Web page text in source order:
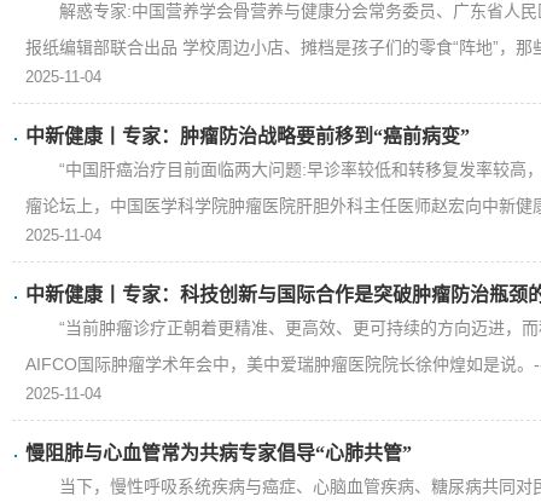
解惑专家:中国营养学会骨营养与健康分会常务委员、广东省人
报纸编辑部联合出品 学校周边小店、摊档是孩子们的零食“阵地”，那
2025-11-04
中新健康丨专家：肿瘤防治战略要前移到“癌前病变”
“中国肝癌治疗目前面临两大问题:早诊率较低和转移复发率较高
瘤论坛上，中国医学科学院肿瘤医院肝胆外科主任医师赵宏向中新健
2025-11-04
中新健康丨专家：科技创新与国际合作是突破肿瘤防治瓶颈
“当前肿瘤诊疗正朝着更精准、更高效、更可持续的方向迈进，
AIFCO国际肿瘤学术年会中，美中爱瑞肿瘤医院院长徐仲煌如是说
2025-11-04
慢阻肺与心血管常为共病专家倡导“心肺共管”
当下，慢性呼吸系统疾病与癌症、心脑血管疾病、糖尿病共同